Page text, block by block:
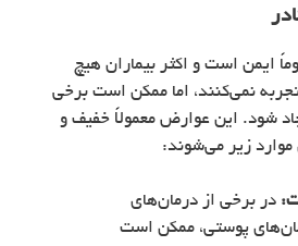
ایمن است و اکثر بیماران هیچ
نمی‌کنند، اما ممکن است برخی
شود. این عوارض معمولاً خفیف و
زیر می‌شوند:
در برخی از درمان‌های
پوستی، ممکن است